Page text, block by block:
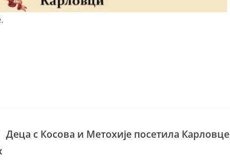
Деца с Косова и Метохије посетила Карловце